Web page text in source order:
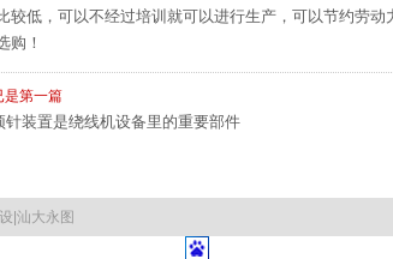
较低，可以不经过培训就可以进行生产，可以节约劳
购！
是第一篇
针装置是绕线机设备里的重要部件
汕大永图